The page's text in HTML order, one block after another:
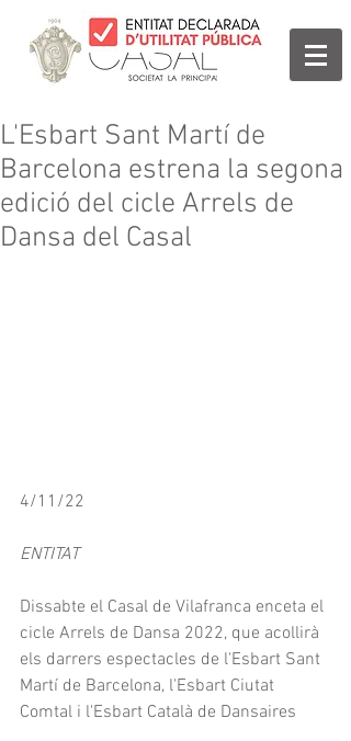
L'Esbart Sant Martí de
Barcelona estrena la segona
edició del cicle Arrels de
Dansa del Casal
4/11/22
ENTITAT
Dissabte el Casal de Vilafranca enceta el
cicle Arrels de Dansa 2022, que acollirà
els darrers espectacles de l'Esbart Sant
Martí de Barcelona, l'Esbart Ciutat
Comtal i l'Esbart Català de Dansaires